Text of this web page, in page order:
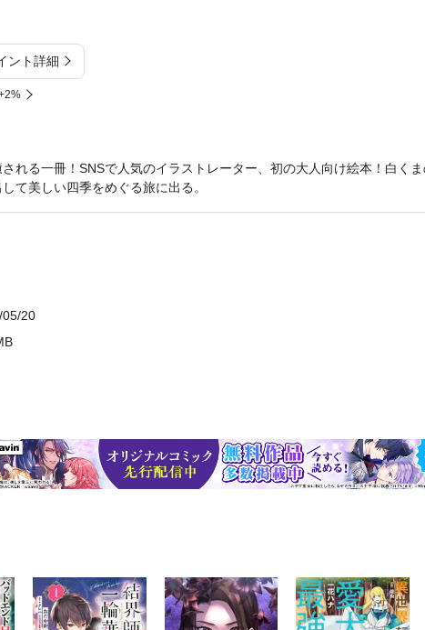
ント詳細
れる一冊！SNSで人気のイラストレーター、初の大人向け絵本！白く
て美しい四季をめぐる旅に出る。
05/20